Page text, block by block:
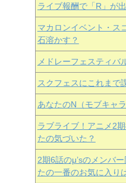
ライブ報酬で「R」が
マカロンイベント・ス
石溶かす？
メドレーフェスティバ
スクフェスにこれまで
あなたのN（モブキャ
ラブライブ！アニメ2
たの気づいた？
2期6話のμ’sのメンバ
たの一番のお気に入り